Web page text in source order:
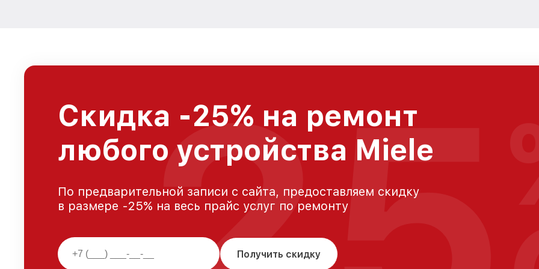
Скидка -25% на ремонт
любого устройства Miele
По предварительной записи с сайта, предоставляем скидку
в размере -25% на весь прайс услуг по ремонту
Получить скидку